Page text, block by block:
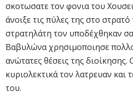
σκοτωσατε τον φονια του
άνοιξε τις πύλες της στο
στρατηλάτη τον υποδέχθηκαν
Βαβυλώνα χρησιμοποιησε
ανώτατες θέσεις της διοίκησης.
κυριολεκτικά τον λατρευαν και
του.